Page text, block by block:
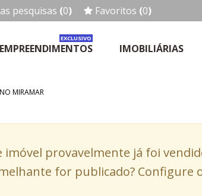
pesquisas (0) Favoritos (0)
EMPREENDIMENTOS
EXCLUSIVO
IMOBILIÁRIAS
MIRAMAR
provavelmente já foi
for publicado? Configure